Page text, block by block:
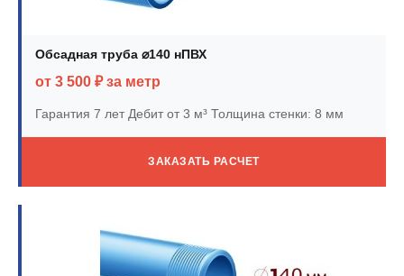
Обсадная труба ⌀140 нПВХ
от 3 500 ₽ за метр
Гарантия 7 летДебит от 3 м³ Толщина стенки: 8 мм
ЗАКАЗАТЬ РАСЧЕТ